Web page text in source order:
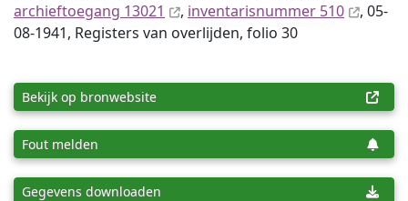
archieftoegang 13021
, inventaris­num­mer 510
, 05-
08-1941, Registers van overlijden, folio 30
Bekijk op bronwebsite
Fout melden
Gegevens downloaden